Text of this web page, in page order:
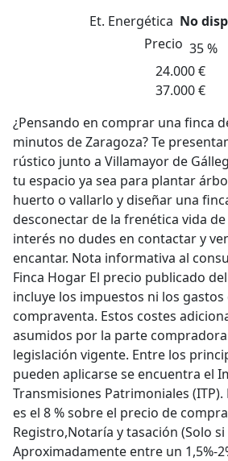
Et. Energética No
Precio 35 %
24.000 €
37.000 €
¿Pensando en comprar una finca
minutos de Zaragoza? Te
rústico junto a Villamayor de
tu espacio ya sea para plantar
huerto o vallarlo y diseñar una
desconectar de la frenética vida
interés no dudes en contactar y
encantar. Nota informativa al
Finca Hogar El precio publicado
incluye los impuestos ni los gastos
compraventa. Estos costes
asumidos por la parte
legislación vigente. Entre los
pueden aplicarse se encuentra el
Transmisiones Patrimoniales
es el 8 % sobre el precio de
Registro,Notaría y tasación (Solo
Aproximadamente entre un 1,5%-